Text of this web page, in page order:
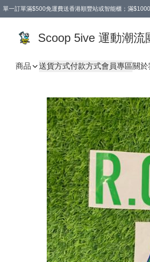
單一訂單滿$500免運費送香港順豐站或智能櫃；滿
Scoop 5ive 運動潮流
商品 送貨方式付款方式會員專區關於